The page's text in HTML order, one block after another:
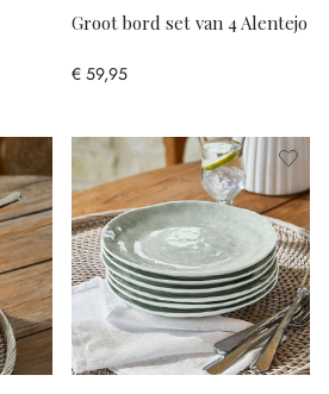
Groot bord set van 4 Alentejo
€ 59,95